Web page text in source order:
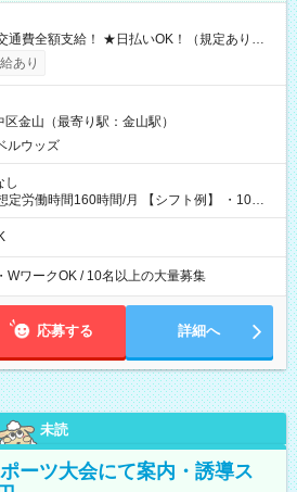
金GET♪ お仕事後はコンビニATMから 日払
あり
金山（最寄り駅：金山駅）
ルウッズ
し
160時間/月 【シフト例】 ・10：
WワークOK / 10名以上の大量募集
応募する 詳細へ
未読
ーツ大会にて案内・誘導ス